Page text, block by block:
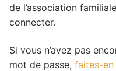
de l’association
connecter.
Si vous n’avez pas
mot de passe, faites-en